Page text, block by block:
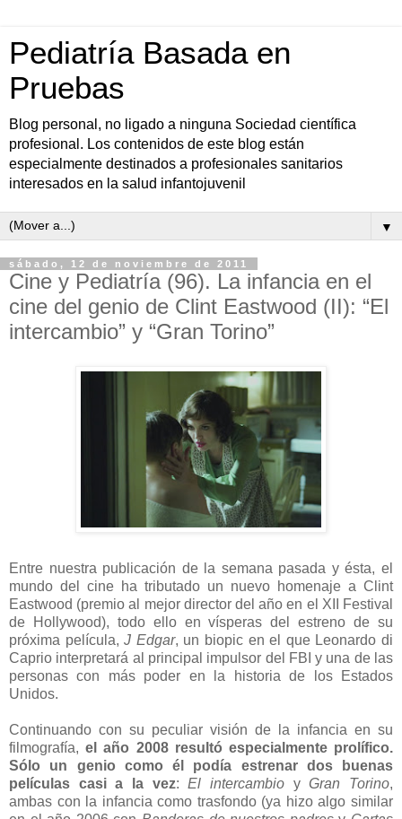
Pediatría Basada en
Pruebas
Blog personal, no ligado a ninguna Sociedad científica
profesional. Los contenidos de este blog están
especialmente destinados a profesionales sanitarios
interesados en la salud infantojuvenil
▼
sábado, 12 de noviembre de 2011
Cine y Pediatría (96). La infancia en el
cine del genio de Clint Eastwood (II): “El
intercambio” y “Gran Torino”
Entre nuestra publicación de la semana pasada y ésta, el
mundo del cine ha tributado un nuevo homenaje a Clint
Eastwood (premio al mejor director del año en el XII Festival
de Hollywood), todo ello en vísperas del estreno de su
próxima película,J Edgar, un biopic en el que Leonardo di
Caprio interpretará al principal impulsor del FBI y una de las
personas con más poder en la historia de los Estados
Unidos.
Continuando con su peculiar visión de la infancia en su
filmografía,el año 2008 resultó especialmente prolífico.
Sólo un genio como él podía estrenar dos buenas
películas casi a la vez:El intercambio yGran Torino,
ambas con la infancia como trasfondo (ya hizo algo similar